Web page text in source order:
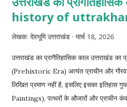
history of
लेखक: देवभूमि उत्तराखंड मार्च 18, 2026
उत्तराखंड का प्रागैतिहासिक काल उत्तराखंड का
(Prehistoric Era) अत्यंत प्राचीन और
लिखित प्रमाण नहीं है, इसलिए इसका इतिहास
Paintings), पत्थरों के औजारों और प्राचीन